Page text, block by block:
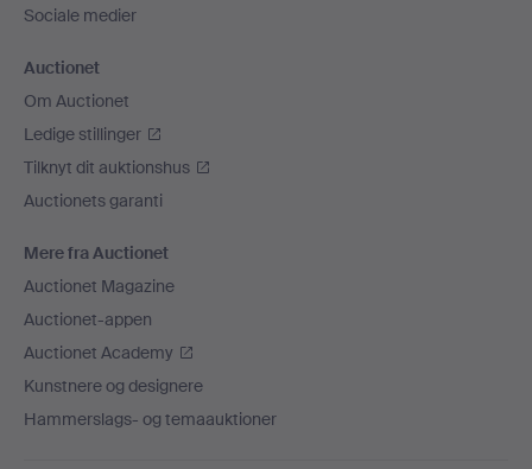
Sociale medier
Auctionet
Om Auctionet
Ledige stillinger
Tilknyt dit auktionshus
Auctionets garanti
Mere fra Auctionet
Auctionet Magazine
Auctionet-appen
Auctionet Academy
Kunstnere og designere
Hammerslags- og temaauktioner